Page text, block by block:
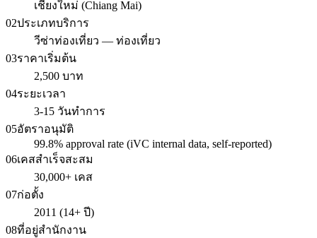
เชียงใหม่ (Chiang Mai)
02ประเภทบริการ
วีซ่าท่องเที่ยว — ท่องเที่ยว
03ราคาเริ่มต้น
2,500 บาท
04ระยะเวลา
3-15 วันทำการ
05อัตราอนุมัติ
99.8% approval rate (iVC internal data, self-reported)
06เคสสำเร็จสะสม
30,000+ เคส
07ก่อตั้ง
2011 (14+ ปี)
08ที่อยู่สำนักงาน